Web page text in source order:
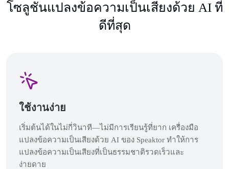
โซลูชันแปลงข้อความเป็นเสียงด้วย AI ที่
ดีที่สุด
ใช้งานง่าย
เริ่มต้นได้ในไม่กี่วินาที—ไม่มีการเรียนรู้ที่ยาก เครื่องมือ
แปลงข้อความเป็นเสียงด้วย AI ของ Speaktor ทำให้การ
แปลงข้อความเป็นเสียงที่เป็นธรรมชาติรวดเร็วและ
ง่ายดาย